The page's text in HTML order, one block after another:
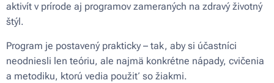
aktivít v prírode aj programov zameraných na zdravý životný
štýl.
Program je postavený prakticky – tak, aby si účastníci
neodniesli len teóriu, ale najmä konkrétne nápady, cvičenia
a metodiku, ktorú vedia použiť so žiakmi.